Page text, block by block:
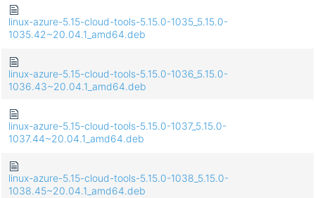
linux-azure-5.15-cloud-tools-5.15.0-1035_5.15.0-
1035.42~20.04.1_amd64.deb
linux-azure-5.15-cloud-tools-5.15.0-1036_5.15.0-
1036.43~20.04.1_amd64.deb
linux-azure-5.15-cloud-tools-5.15.0-1037_5.15.0-
1037.44~20.04.1_amd64.deb
linux-azure-5.15-cloud-tools-5.15.0-1038_5.15.0-
1038.45~20.04.1_amd64.deb